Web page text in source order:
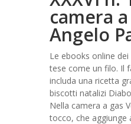
camera
Angelo
Le ebooks online
tese come un filo. Il
includa una ricetta
biscotti natalizi
Nella camera a gas
tocco, che aggiunge